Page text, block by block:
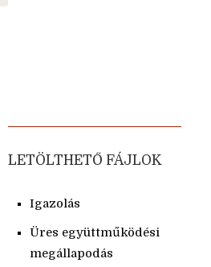
LETÖLTHETŐ FÁJLOK
Igazolás
Üres együttműködési
megállapodás